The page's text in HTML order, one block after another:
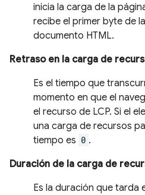
inicia la carga de la
recibe el primer byte de
documento HTML.
Retraso en la carga de
Es el tiempo que
momento en que el
el recurso de LCP. Si el
una carga de recursos
tiempo es 0 .
Duración de la carga de
Es la duración que tarda